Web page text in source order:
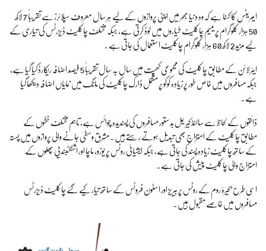
ایمریٹس کا کہنا ہے کہ وہ دنیا بھر میں اپنی پروازوں کے لیے ہر سال معروف سپلائرز سے تقریباً 7 لاکھ
50 ہزار کلوگرام پریمیم چاکلیٹ طیاروں میں لوڈ کرتی ہے، جبکہ مختلف چاکلیٹ ڈیزرٹس کی تیاری کے
لیے مزید 2 لاکھ 60 ہزار کلوگرام چاکلیٹ استعمال کی جاتی ہے۔
ایئرلائن کے مطابق چاکلیٹ کی مجموعی کھپت میں سال بہ سال تقریباً 5 فیصد اضافہ ریکارڈ کیا گیا ہے،
جبکہ مسافروں میں خاص طور پر زیادہ کوکو پر مشتمل ڈارک چاکلیٹ کی مانگ میں نمایاں اضافہ دیکھا گیا
ہے۔
ذائقوں کے لحاظ سے سالٹڈ کیریمل بدستور مسافروں کی پسندیدہ چوائس ہے، تاہم مختلف خطوں کے
مطابق چاکلیٹ کے امتزاج بھی تبدیل ہوتے رہتے ہیں۔ مشرق وسطیٰ جانے والی پروازوں میں پستہ
کے ساتھ چاکلیٹ زیادہ پسند کی جاتی ہے، جبکہ ایشیائی روٹس پر یوزو، ماچا اور اشنکٹبندیی پھلوں کے
امتزاج والی چاکلیٹ پیش کی جاتی ہے۔
اسی طرح بحیرۂ روم کے روٹس پر بیریز اور اسٹون فروٹس کے ساتھ تیار کیے گئے چاکلیٹ ڈیزرٹس
مسافروں میں خاصے مقبول ہیں۔